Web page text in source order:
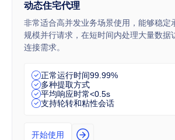
动态住宅代理
非常适合高并发业务场景使用，能够稳定
规模并行请求，在短时间内处理大量数据
连接需求。
正常运行时间99.99%
多种提取方式
平均响应时常<0.5s
支持轮转和粘性会话
开始使用